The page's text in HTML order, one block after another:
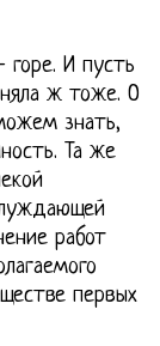
И пусть
ж тоже. О
знать,
Та же
работ
первых